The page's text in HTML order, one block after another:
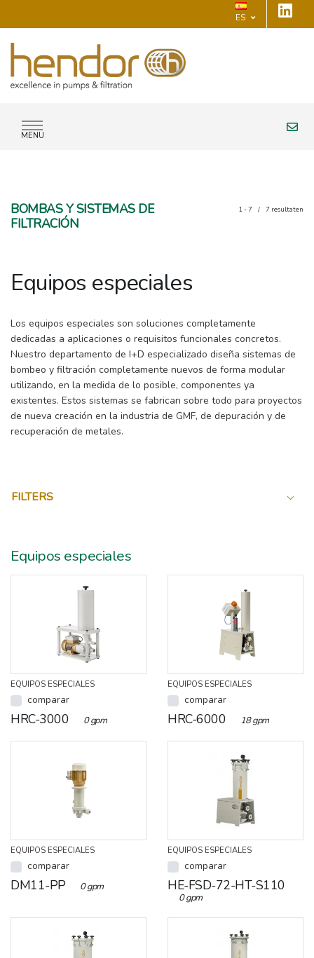
ES
MENU
BOMBAS Y SISTEMAS DE
FILTRACIÓN
1 - 7 / 7 resultaten
Equipos especiales
Los equipos especiales son soluciones completamente
dedicadas a aplicaciones o requisitos funcionales concretos.
Nuestro departamento de I+D especializado diseña sistemas de
bombeo y filtración completamente nuevos de forma modular
utilizando, en la medida de lo posible, componentes ya
existentes. Estos sistemas se fabrican sobre todo para proyectos
de nueva creación en la industria de GMF, de depuración y de
recuperación de metales.
FILTERS
Equipos especiales
EQUIPOS ESPECIALES
comparar
HRC-3000 0 gpm
EQUIPOS ESPECIALES
comparar
HRC-6000 18 gpm
EQUIPOS ESPECIALES
comparar
DM11-PP 0 gpm
EQUIPOS ESPECIALES
comparar
HE-FSD-72-HT-S110
0 gpm